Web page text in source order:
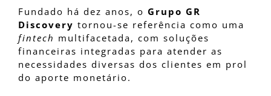
Fundado há dez anos, o Grupo GR
Discovery tornou-se referência como uma
fintech multifacetada, com soluções
financeiras integradas para atender as
necessidades diversas dos clientes em prol
do aporte monetário.